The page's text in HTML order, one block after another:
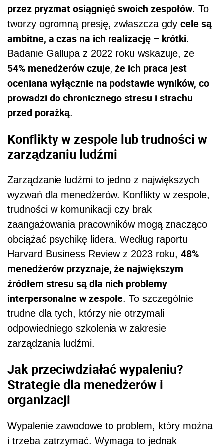
przez pryzmat osiągnięć swoich zespołów. To
tworzy ogromną presję, zwłaszcza gdy cele są
ambitne, a czas na ich realizację – krótki.
Badanie Gallupa z 2022 roku wskazuje, że
54% menedżerów czuje, że ich praca jest
oceniana wyłącznie na podstawie wyników, co
prowadzi do chronicznego stresu i strachu
przed porażką.
Konflikty w zespole lub trudności w
zarządzaniu ludźmi
Zarządzanie ludźmi to jedno z największych
wyzwań dla menedżerów. Konflikty w zespole,
trudności w komunikacji czy brak
zaangażowania pracowników mogą znacząco
obciążać psychikę lidera. Według raportu
Harvard Business Review z 2023 roku, 48%
menedżerów przyznaje, że największym
źródłem stresu są dla nich problemy
interpersonalne w zespole. To szczególnie
trudne dla tych, którzy nie otrzymali
odpowiedniego szkolenia w zakresie
zarządzania ludźmi.
Jak przeciwdziałać wypaleniu?
Strategie dla menedżerów i
organizacji
Wypalenie zawodowe to problem, który można
i trzeba zatrzymać. Wymaga to jednak